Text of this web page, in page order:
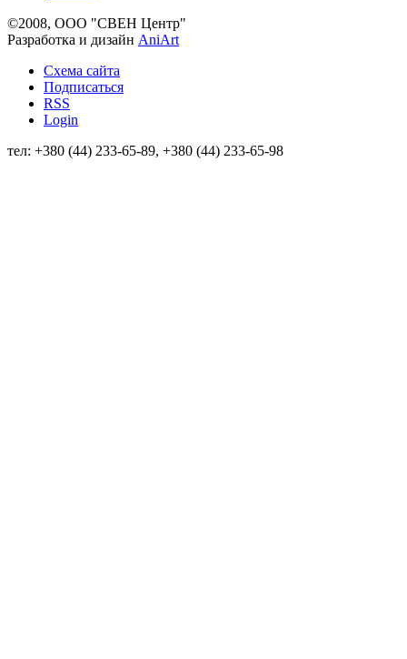
©2008, ООО "СВЕН Центр"
Разработка и дизайн AniArt
Схема сайта
Подписаться
RSS
Login
тел: +380 (44) 233-65-89, +380 (44) 233-65-98